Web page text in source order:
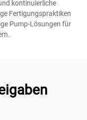
kontinuierliche
Fertigungspraktiken
Pump-Lösungen für